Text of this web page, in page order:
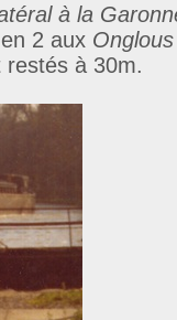
à la
2 aux Onglous
à 30m.